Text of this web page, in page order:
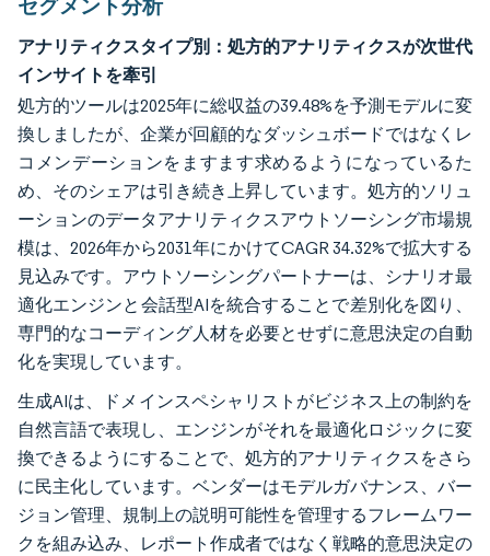
セグメント分析
アナリティクスタイプ別：処方的アナリティクスが次世代
インサイトを牽引
処方的ツールは2025年に総収益の39.48%を予測モデルに変
換しましたが、企業が回顧的なダッシュボードではなくレ
コメンデーションをますます求めるようになっているた
め、そのシェアは引き続き上昇しています。処方的ソリュ
ーションのデータアナリティクスアウトソーシング市場規
模は、2026年から2031年にかけてCAGR 34.32%で拡大する
見込みです。アウトソーシングパートナーは、シナリオ最
適化エンジンと会話型AIを統合することで差別化を図り、
専門的なコーディング人材を必要とせずに意思決定の自動
化を実現しています。
生成AIは、ドメインスペシャリストがビジネス上の制約を
自然言語で表現し、エンジンがそれを最適化ロジックに変
換できるようにすることで、処方的アナリティクスをさら
に民主化しています。ベンダーはモデルガバナンス、バー
ジョン管理、規制上の説明可能性を管理するフレームワー
クを組み込み、レポート作成者ではなく戦略的意思決定の